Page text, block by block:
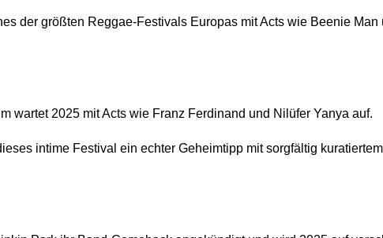
der größten Reggae-Festivals Europas mit Acts wie Beenie Man
wartet 2025 mit Acts wie Franz Ferdinand und Nilüfer Yanya auf.
intime Festival ein echter Geheimtipp mit sorgfältig